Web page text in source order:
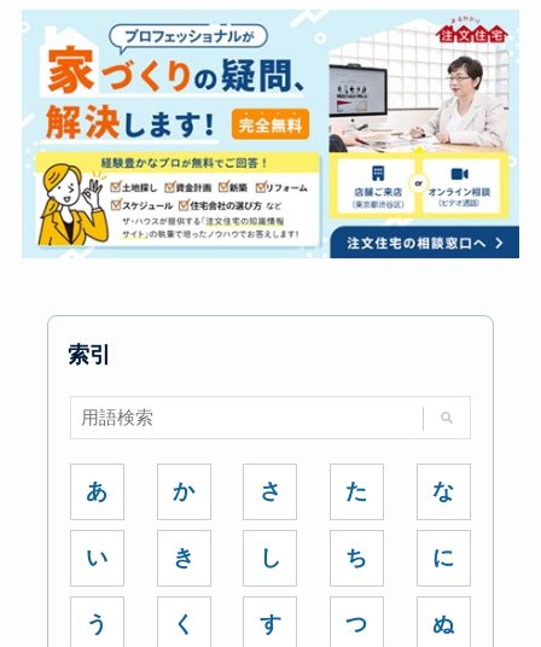
索引
あ
い
う
か
き
く
さ
し
す
た
ち
つ
な
に
ぬ